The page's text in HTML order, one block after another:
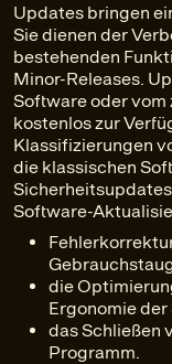
Updates bringen
Sie dienen der
bestehenden
Minor-Releases.
Software oder
kostenlos zur
Klassifizierungen
die klassischen
Software-
die
Ergonomie
das Schließen
Programm.